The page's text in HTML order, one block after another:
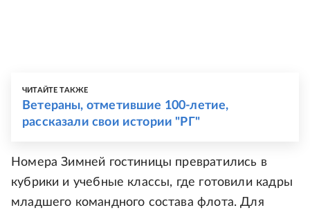
ЧИТАЙТЕ ТАКЖЕ
Ветераны, отметившие 100-летие,
рассказали свои истории "РГ"
Номера Зимней гостиницы превратились в
кубрики и учебные классы, где готовили кадры
младшего командного состава флота. Для